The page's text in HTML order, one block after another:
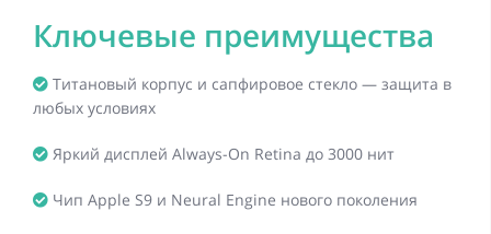
Ключевые преимущества
Титановый корпус и сапфировое стекло — защита в
любых условиях
Яркий дисплей Always-On Retina до 3000 нит
Чип Apple S9 и Neural Engine нового поколения